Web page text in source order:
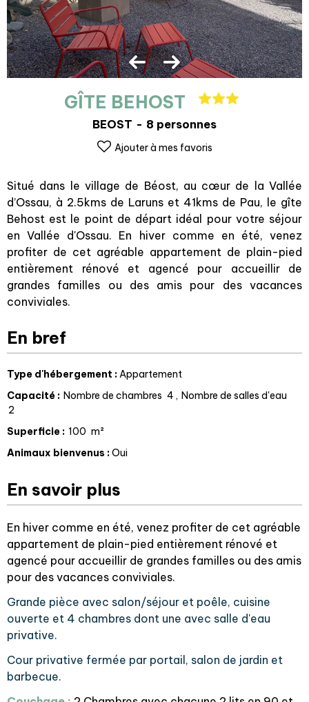
GÎTE BEHOST
BEOST 8 personnes
Ajouter à mes favoris
Situé dans le village de Béost, au cœur de la Vallée
d’Ossau, à 2.5kms de Laruns et 41kms de Pau, le gîte
Behost est le point de départ idéal pour votre séjour
en Vallée d'Ossau. En hiver comme en été, venez
profiter de cet agréable appartement de plain-pied
entièrement rénové et agencé pour accueillir de
grandes familles ou des amis pour des vacances
conviviales.
En bref
Type d'hébergement :Appartement
Capacité : Nombre de chambres 4
Nombre de salles d'eau
2
Superficie : 100 m²
Animaux bienvenus :Oui
En savoir plus
En hiver comme en été, venez profiter de cet agréable
appartement de plain-pied entièrement rénové et
agencé pour accueillir de grandes familles ou des amis
pour des vacances conviviales.
Grande pièce avec salon/séjour et poêle, cuisine
ouverte et 4 chambres dont une avec salle d'eau
privative.
Cour privative fermée par portail, salon de jardin et
barbecue.